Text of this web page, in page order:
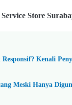
Store
Kenali
Meski Hanya